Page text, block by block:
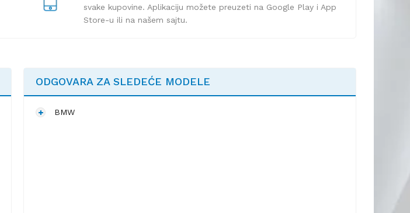
svake kupovine. Aplikaciju možete preuzeti na Google Play i App
Store-u ili na našem sajtu.
ODGOVARA ZA SLEDEĆE MODELE
BMW